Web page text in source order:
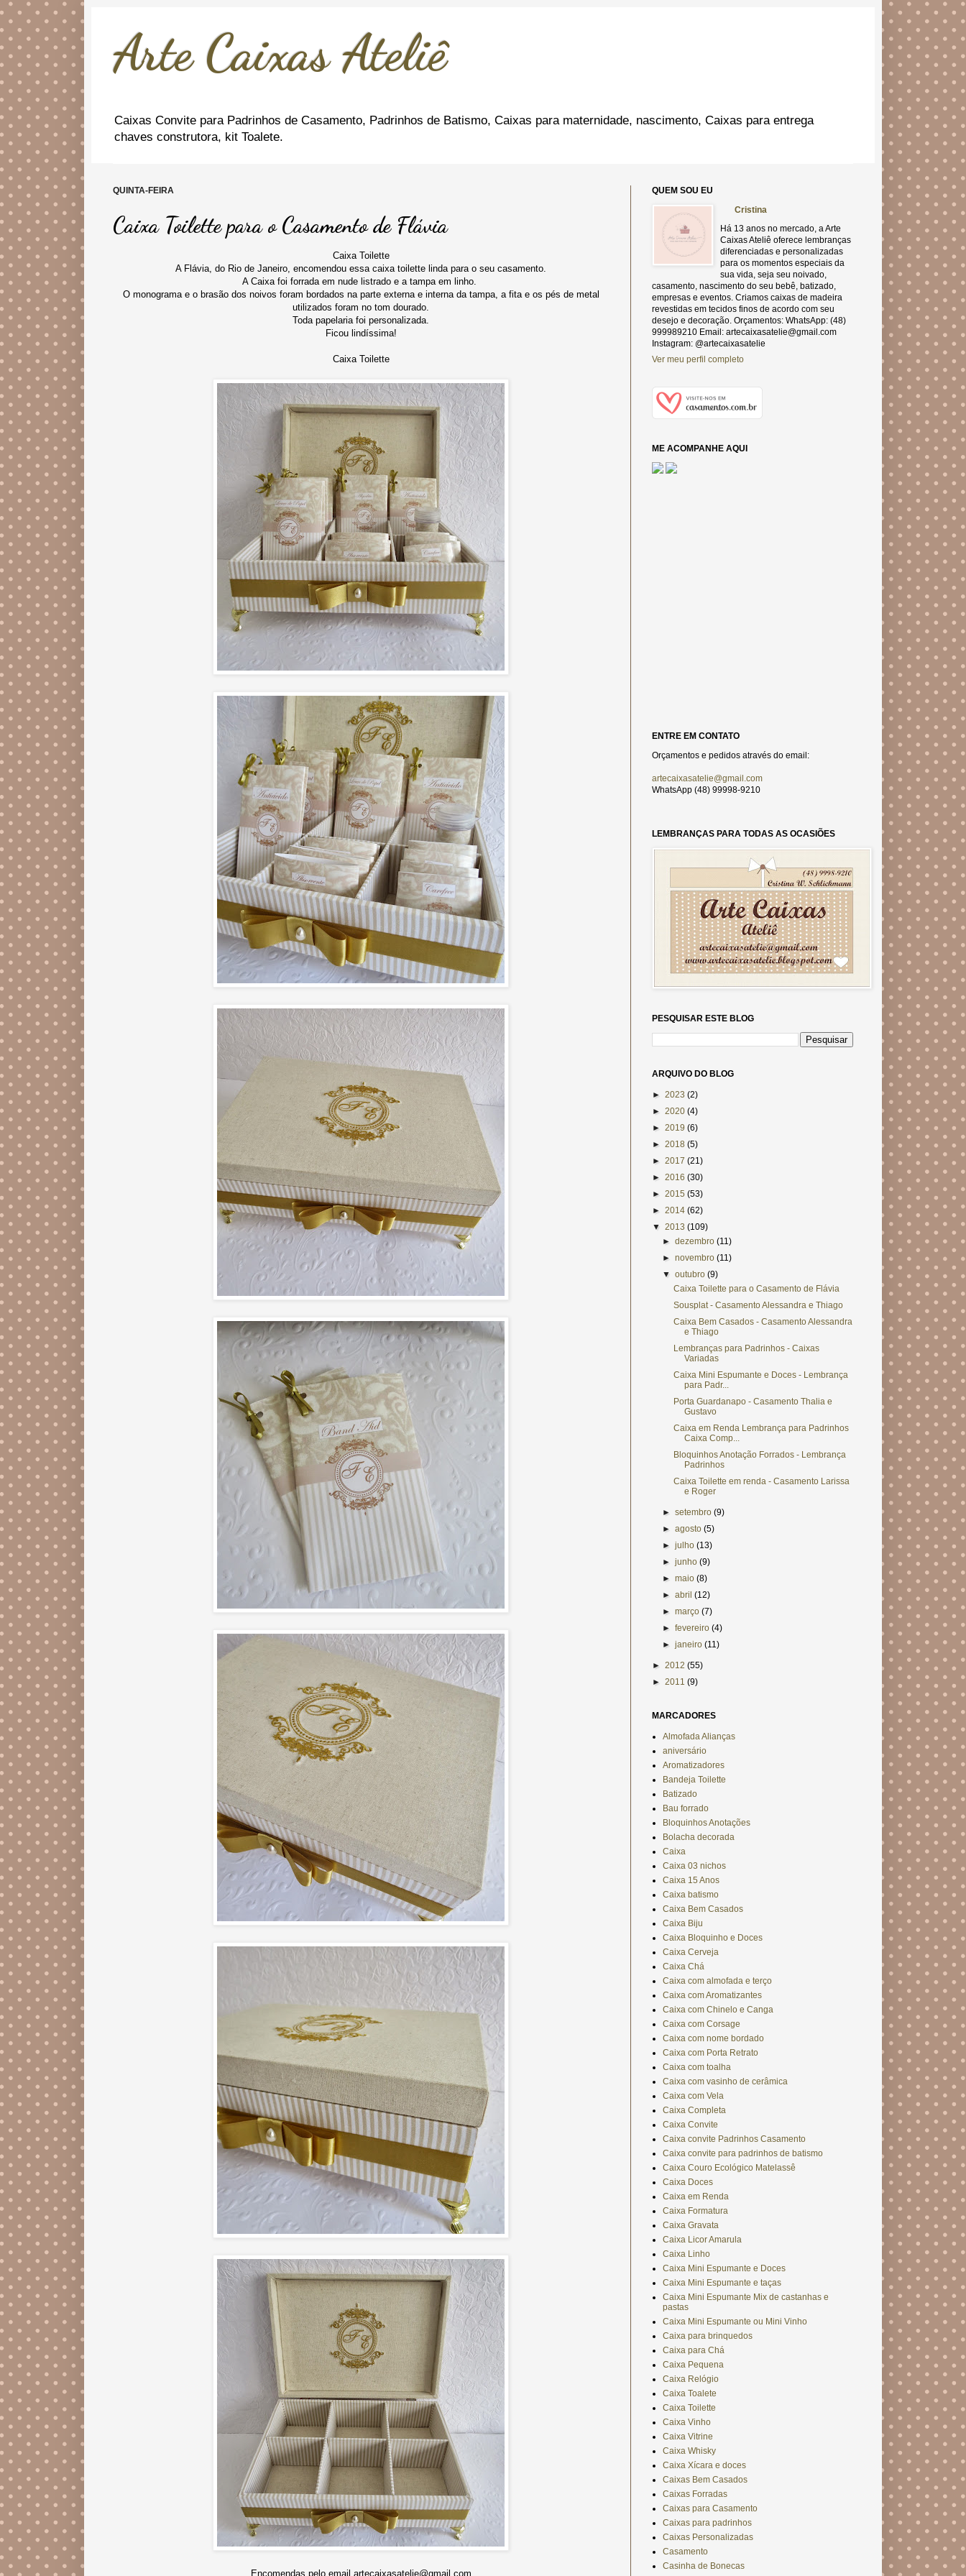
Arte Caixas Ateliê
Caixas Convite para Padrinhos de Casamento, Padrinhos de Batismo, Caixas para maternidade, nascimento, Caixas para entrega
chaves construtora, kit Toalete.
QUINTA-FEIRA
Caixa Toilette para o Casamento de Flávia
Caixa Toilette
A Flávia, do Rio de Janeiro, encomendou essa caixa toilette linda para o seu casamento.
A Caixa foi forrada em nude listrado e a tampa em linho.
O monograma e o brasão dos noivos foram bordados na parte externa e interna da tampa, a fita e os pés de metal
utilizados foram no tom dourado.
Toda papelaria foi personalizada.
Ficou lindíssima!
Caixa Toilette
Encomendas pelo email artecaixasatelie@gmail.com
QUEM SOU EU
Cristina
Há 13 anos no mercado, a Arte
Caixas Ateliê oferece lembranças
diferenciadas e personalizadas
para os momentos especiais da
sua vida, seja seu noivado,
casamento, nascimento do seu bebê, batizado,
empresas e eventos. Criamos caixas de madeira
revestidas em tecidos finos de acordo com seu
desejo e decoração. Orçamentos: WhatsApp: (48)
999989210 Email: artecaixasatelie@gmail.com
Instagram: @artecaixasatelie
Ver meu perfil completo
ME ACOMPANHE AQUI
ENTRE EM CONTATO
Orçamentos e pedidos através do email:
artecaixasatelie@gmail.com
WhatsApp (48) 99998-9210
LEMBRANÇAS PARA TODAS AS OCASIÕES
PESQUISAR ESTE BLOG
ARQUIVO DO BLOG
► 2023 (2)
► 2020 (4)
► 2019 (6)
► 2018 (5)
► 2017 (21)
► 2016 (30)
► 2015 (53)
► 2014 (62)
▼ 2013 (109)
►dezembro(11)
►novembro(11)
▼outubro(9)
Caixa Toilette para o Casamento de Flávia
Sousplat - Casamento Alessandra e Thiago
Caixa Bem Casados - Casamento Alessandra
e Thiago
Lembranças para Padrinhos - Caixas
Variadas
Caixa Mini Espumante e Doces - Lembrança
para Padr...
Porta Guardanapo - Casamento Thalia e
Gustavo
Caixa em Renda Lembrança para Padrinhos
Caixa Comp...
Bloquinhos Anotação Forrados - Lembrança
Padrinhos
Caixa Toilette em renda - Casamento Larissa
e Roger
►setembro(9)
►agosto(5)
►julho(13)
►junho(9)
►maio(8)
►abril(12)
►março(7)
►fevereiro(4)
►janeiro(11)
► 2012 (55)
► 2011 (9)
MARCADORES
Almofada Alianças
aniversário
Aromatizadores
Bandeja Toilette
Batizado
Bau forrado
Bloquinhos Anotações
Bolacha decorada
Caixa
Caixa 03 nichos
Caixa 15 Anos
Caixa batismo
Caixa Bem Casados
Caixa Biju
Caixa Bloquinho e Doces
Caixa Cerveja
Caixa Chá
Caixa com almofada e terço
Caixa com Aromatizantes
Caixa com Chinelo e Canga
Caixa com Corsage
Caixa com nome bordado
Caixa com Porta Retrato
Caixa com toalha
Caixa com vasinho de cerâmica
Caixa com Vela
Caixa Completa
Caixa Convite
Caixa convite Padrinhos Casamento
Caixa convite para padrinhos de batismo
Caixa Couro Ecológico Matelassê
Caixa Doces
Caixa em Renda
Caixa Formatura
Caixa Gravata
Caixa Licor Amarula
Caixa Linho
Caixa Mini Espumante e Doces
Caixa Mini Espumante e taças
Caixa Mini Espumante Mix de castanhas e
pastas
Caixa Mini Espumante ou Mini Vinho
Caixa para brinquedos
Caixa para Chá
Caixa Pequena
Caixa Relógio
Caixa Toalete
Caixa Toilette
Caixa Vinho
Caixa Vitrine
Caixa Whisky
Caixa Xícara e doces
Caixas Bem Casados
Caixas Forradas
Caixas para Casamento
Caixas para padrinhos
Caixas Personalizadas
Casamento
Casinha de Bonecas